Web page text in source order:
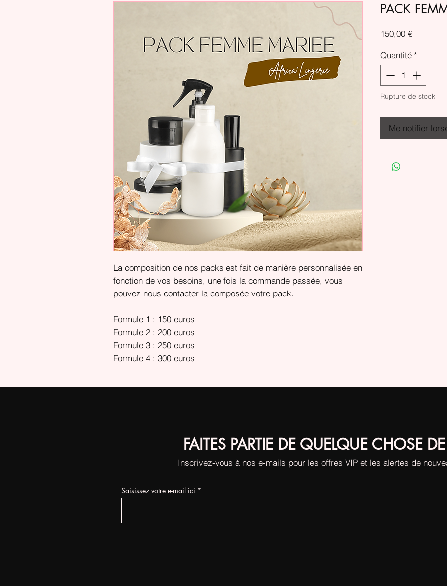
La composition de nos packs est fait de manière personnalisée en
fonction de vos besoins, une fois la commande passée, vous
pouvez nous contacter la composée votre pack.
Formule 1 : 150 euros
Formule 2 : 200 euros
Formule 3 : 250 euros
Formule 4 : 300 euros
PACK
150,00 €Prix
Quantité *
Rupture de stock
Me notifier
FAITES PARTIE DE QUELQUE CHOSE
Inscrivez-vous à nos e-mails pour les offres VIP et les alertes de
Saisissez votre e-mail ici